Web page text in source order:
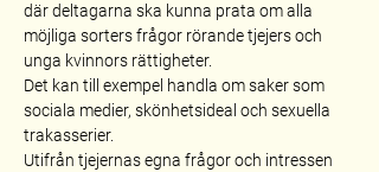
där deltagarna ska kunna prata om alla
möjliga sorters frågor rörande tjejers och
unga kvinnors rättigheter.
Det kan till exempel handla om saker som
sociala medier, skönhetsideal och sexuella
trakasserier.
Utifrån tjejernas egna frågor och intressen